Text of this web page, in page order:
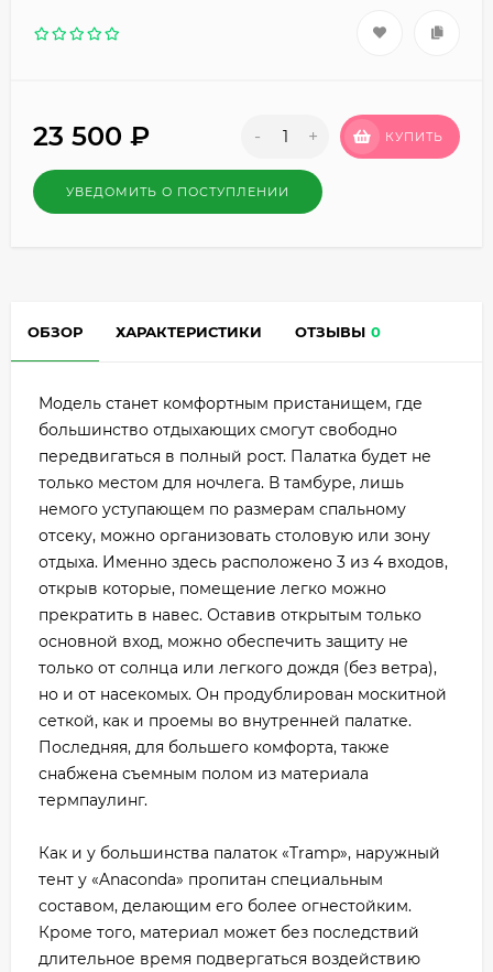
23 500 ₽ - + КУПИТЬ
УВЕДОМИТЬ О ПОСТУПЛЕНИИ
ОБЗОР ХАРАКТЕРИСТИКИ ОТЗЫВЫ 0
Модель станет комфортным пристанищем, где
большинство отдыхающих смогут свободно
передвигаться в полный рост. Палатка будет не
только местом для ночлега. В тамбуре, лишь
немого уступающем по размерам спальному
отсеку, можно организовать столовую или зону
отдыха. Именно здесь расположено 3 из 4 входов,
открыв которые, помещение легко можно
прекратить в навес. Оставив открытым только
основной вход, можно обеспечить защиту не
только от солнца или легкого дождя (без ветра),
но и от насекомых. Он продублирован москитной
сеткой, как и проемы во внутренней палатке.
Последняя, для большего комфорта, также
снабжена съемным полом из материала
термпаулинг.
Как и у большинства палаток «Tramp», наружный
тент у «Anaconda» пропитан специальным
составом, делающим его более огнестойким.
Кроме того, материал может без последствий
длительное время подвергаться воздействию